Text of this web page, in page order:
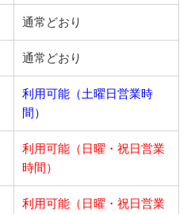
通常どおり
通常どおり
利用可能（土曜日営業時
間）
利用可能（日曜・祝日営業
時間）
利用可能（日曜・祝日営業